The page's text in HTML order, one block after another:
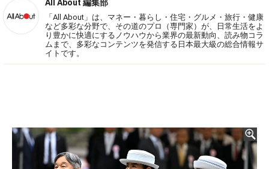
All About 編集部
「All About」は、マネー・暮らし・住宅・グルメ・旅行・健康
など多彩な分野で、その道のプロ（専門家）が、日常生活をよ
り豊かに快適にするノウハウから業界の最新動向、読み物コラ
ムまで、多彩なコンテンツを発信する日本最大級の総合情報サ
イトです。